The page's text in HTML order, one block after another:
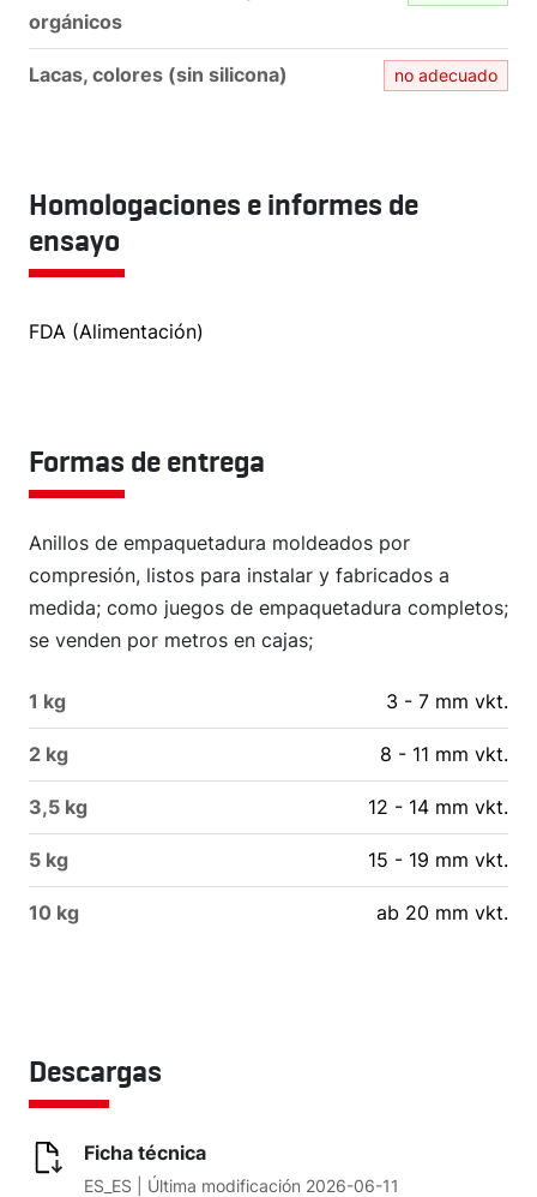
orgánicos
Lacas, colores (sin silicona) no adecuado
Homologaciones e informes de
ensayo
FDA (Alimentación)
Formas de entrega
Anillos de empaquetadura moldeados por
compresión, listos para instalar y fabricados a
medida; como juegos de empaquetadura completos;
se venden por metros en cajas;
1 kg 3 - 7 mm vkt.
2 kg 8 - 11 mm vkt.
3,5 kg 12 - 14 mm vkt.
5 kg 15 - 19 mm vkt.
10 kg ab 20 mm vkt.
Descargas
Ficha técnica
Details:
ES_ES | Última modificación 2026-06-11